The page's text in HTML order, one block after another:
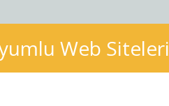
Web Siteleri